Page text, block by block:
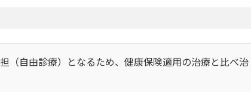
（自由診療）となるため、健康保険適用の治療と比べ治